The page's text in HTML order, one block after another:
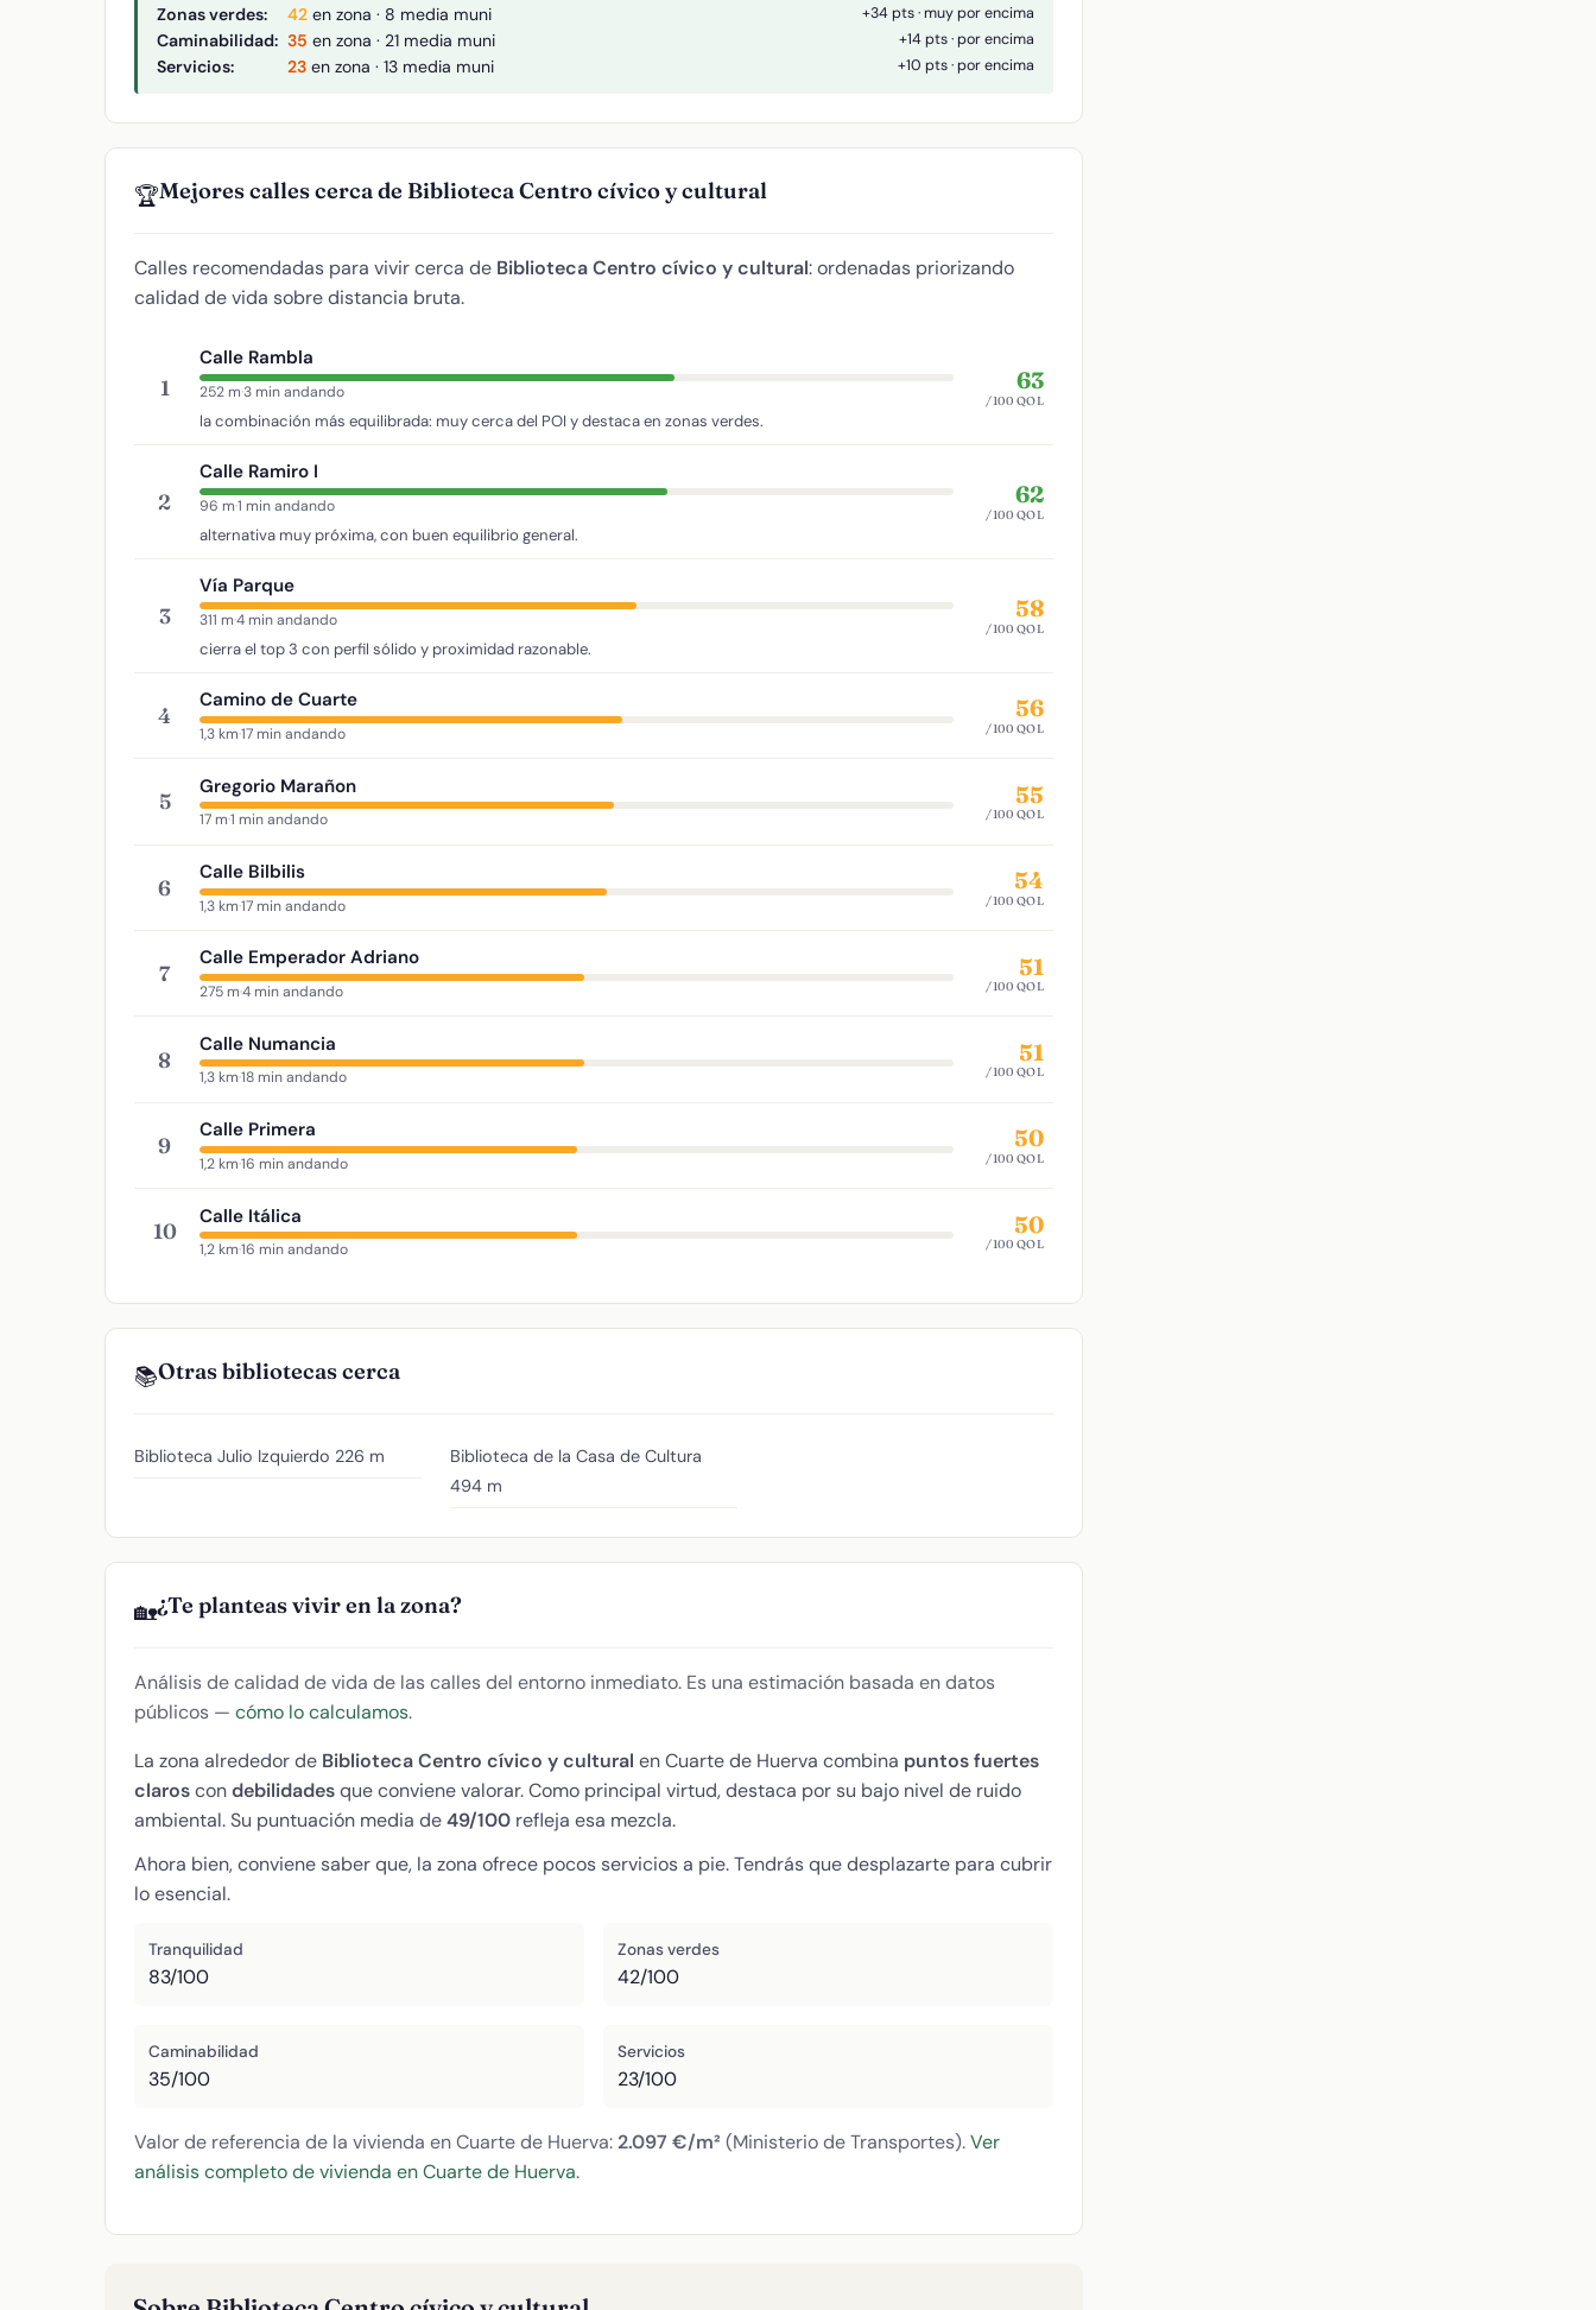
Zonas verdes: 42 en zona · 8 media muni +34 pts · muy por encima
Caminabilidad: 35 en zona · 21 media muni +14 pts · por encima
Servicios: 23 en zona · 13 media muni +10 pts · por encima
🏆Mejores calles cerca de Biblioteca Centro cívico y cultural
Calles recomendadas para vivir cerca de Biblioteca Centro cívico y cultural: ordenadas priorizando
calidad de vida sobre distancia bruta.
1
Calle Rambla
252 m·3 min andando
la combinación más equilibrada: muy cerca del POI y destaca en zonas verdes.
63
/100 QOL
2
Calle Ramiro I
96 m·1 min andando
alternativa muy próxima, con buen equilibrio general.
62
/100 QOL
3
Vía Parque
311 m·4 min andando
cierra el top 3 con perfil sólido y proximidad razonable.
58
/100 QOL
4
Camino de Cuarte
1,3 km·17 min andando
56
/100 QOL
5
Gregorio Marañon
17 m·1 min andando
55
/100 QOL
6
Calle Bilbilis
1,3 km·17 min andando
54
/100 QOL
7
Calle Emperador Adriano
275 m·4 min andando
51
/100 QOL
8
Calle Numancia
1,3 km·18 min andando
51
/100 QOL
9
Calle Primera
1,2 km·16 min andando
50
/100 QOL
10
Calle Itálica
1,2 km·16 min andando
50
/100 QOL
📚Otras bibliotecas cerca
Biblioteca Julio Izquierdo 226 m
Biblioteca de la Casa de Cultura
494 m
🏡¿Te planteas vivir en la zona?
Análisis de calidad de vida de las calles del entorno inmediato. Es una estimación basada en datos
públicos — cómo lo calculamos.
La zona alrededor de Biblioteca Centro cívico y cultural en Cuarte de Huerva combina puntos fuertes
claroscondebilidadesque conviene valorar. Como principal virtud, destaca por su bajo nivel de ruido
ambiental. Su puntuación media de49/100 refleja esa mezcla.
Ahora bien, conviene saber que, la zona ofrece pocos servicios a pie. Tendrás que desplazarte para cubrir
lo esencial.
Tranquilidad
83/100
Zonas verdes
42/100
Caminabilidad
35/100
Servicios
23/100
Valor de referencia de la vivienda en Cuarte de Huerva: 2.097 €/m² (Ministerio de Transportes).Ver
análisis completo de vivienda en Cuarte de Huerva.